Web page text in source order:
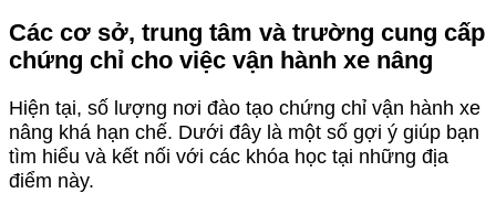
Các cơ sở, trung tâm và trường cung cấp
chứng chỉ cho việc vận hành xe nâng
Hiện tại, số lượng nơi đào tạo chứng chỉ vận hành xe
nâng khá hạn chế. Dưới đây là một số gợi ý giúp bạn
tìm hiểu và kết nối với các khóa học tại những địa
điểm này.